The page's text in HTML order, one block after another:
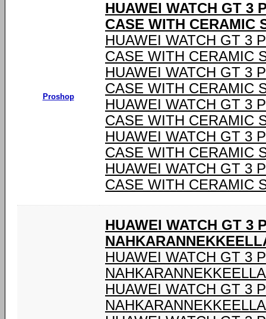
Proshop
HUAWEI WATCH GT 3
CASE WITH CERAMIC
HUAWEI WATCH GT 3
CASE WITH CERAMIC
HUAWEI WATCH GT 3
CASE WITH CERAMIC
HUAWEI WATCH GT 3
CASE WITH CERAMIC
HUAWEI WATCH GT 3
CASE WITH CERAMIC
HUAWEI WATCH GT 3
CASE WITH CERAMIC
HUAWEI WATCH GT 3
HUAWEI WATCH GT 3
NAHKARANNEKKEELLA
HUAWEI WATCH GT 3
NAHKARANNEKKEELLA